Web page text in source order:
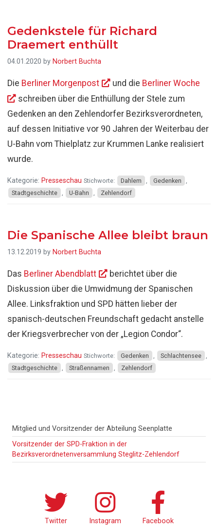
Gedenkstele für Richard
Draemert enthüllt
04.01.2020 by Norbert Buchta
Die Berliner Morgenpost und die Berliner Woche
schreiben über die Enthüllung der Stele zum
Gedenken an den Zehlendorfer Bezirksverordneten,
auf dessen Initiative vor 90 Jahren der Weiterbau der
U-Bahn vom Thielplatz zur Krummen Lanke realisiert
wurde.
Kategorie: Presseschau Stichworte: Dahlem , Gedenken
,
Stadtgeschichte , U-Bahn , Zehlendorf
Die Spanische Allee bleibt braun
13.12.2019 by Norbert Buchta
Das Berliner Abendblatt
berichtet über die
Diskussion über die Umwidmung der Spanischen
Allee. Linksfraktion und SPD hätten lieber der
spanisch-deutschen Freundschaft gedacht anstelle
der Kriegsverbrecher von der „Legion Condor“.
Kategorie: Presseschau Stichworte: Gedenken , Schlachtensee ,
Stadtgeschichte , Straßennamen , Zehlendorf
Sidebar
Mitglied und Vorsitzender der Abteilung Seenplatte
Vorsitzender der SPD-Fraktion in der
Bezirksverordnetenversammlung Steglitz-Zehlendorf
Twitter Instagram Facebook